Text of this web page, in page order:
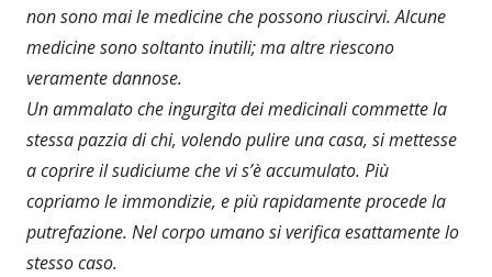
non sono mai le medicine che possono riuscirvi. Alcune
medicine sono soltanto inutili; ma altre riescono
veramente dannose.
Un ammalato che ingurgita dei medicinali commette la
stessa pazzia di chi, volendo pulire una casa, si mettesse
a coprire il sudiciume che vi s’è accumulato. Più
copriamo le immondizie, e più rapidamente procede la
putrefazione. Nel corpo umano si verifica esattamente lo
stesso caso.